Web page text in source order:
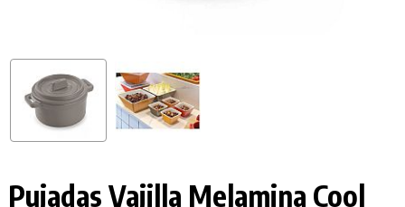
Pujadas Vajilla Melamina Cool